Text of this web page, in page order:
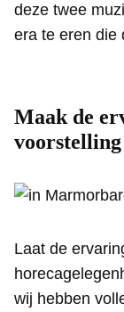
deze twee
era te eren die
Maak de
Laat de
wij hebben